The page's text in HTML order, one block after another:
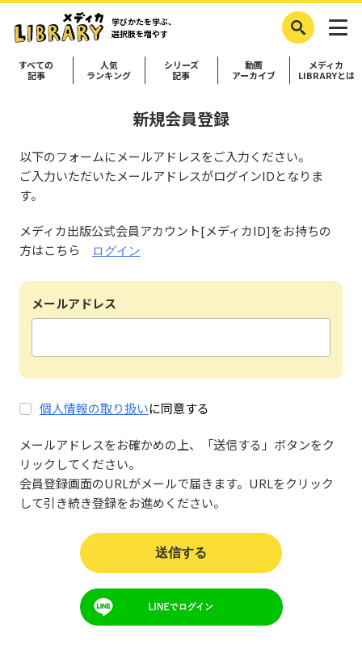
学びかたを学ぶ、
選択肢を増やす
すべての
記事
人気
ランキング
シリーズ
記事
動画
アーカイブ
メディカ
LIBRARYとは
新規会員登録
以下のフォームにメールアドレスをご入力ください。
ご入力いただいたメールアドレスがログインIDとなりま
す。
メディカ出版公式会員アカウント[メディカID]をお持ちの
方はこちら
ログイン
メールアドレス
個人情報の取り扱いに同意する
メールアドレスをお確かめの上、「送信する」ボタンをク
リックしてください。
会員登録画面のURLがメールで届きます。URLをクリック
して引き続き登録をお進めください。
送信する